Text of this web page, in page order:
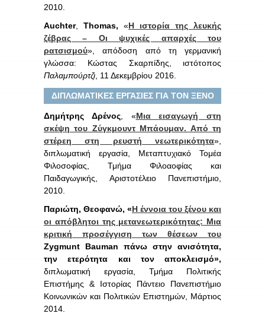
2010.
Auchter, Thomas, «Η ιστορία της λευκής
ζέβρας – Οι ψυχικές απαρχές του
ρατσισμού», απόδοση από τη γερμανική
γλώσσα: Κώστας Σκαρπίδης, ιστότοπος
Παλαμπούρτζι , 11 Δεκεμβρίου 2016.
ΔΙΠΛΩΜΑΤΙΚΕΣ ΕΡΓΑΣΙΕΣ ΓΙΑ ΤΟΝ ΞΕΝΟ
Δημήτρης Δρένος, «Μια εισαγωγή στη
σκέψη του Ζύγκμουντ Μπάουμαν. Από τη
στέρεη στη ρευστή νεωτερικότητα»,
διπλωματική εργασία, Μεταπτυχιακό Τομέα
Φιλοσοφίας, Τμήμα Φιλοαοφίας και
Παιδαγωγικής, Αριστοτέλειο Πανεπιστήμιο,
2010.
Παριώτη, Θεοφανώ, «Η έννοια του ξένου και
οι απόβλητοι της μετανεωτερικότητας: Μια
κριτική προσέγγιση των θέσεων του
Zygmunt
Bauman πάνω στην ανισότητα,
την ετερότητα και τον αποκλεισμό»,
διπλωματική εργασία, Τμήμα Πολιτικής
Επιστήμης & Ιστορίας Πάντειο Πανεπιστήμιο
Κοινωνικών και Πολιτικών Επιστημών, Μάρτιος
2014.